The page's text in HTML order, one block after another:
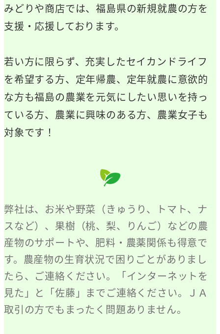
みどりや商店では、福島県の新規就農の方を
支援・応援しております。
若い方に限らず、充実したセイカンドライフ
を希望する方、定年帰農、定年就農に意欲的
な方も福島の農業を元気にしたい思いを持っ
ている方、農業に興味のある方、農業女子も
対象です！
弊社は、お米や野菜（きゅうり、トマト、ナ
スなど）、果樹（桃、梨、りんご）などの農
産物のサポートや、肥料・農薬関係も得意で
す。農産物の生育状況で困りごとがありまし
たら、ご連絡ください。「インターネットを
見た」と「佐藤」までご連絡ください。ＪＡ
取引の方でもまったく問題ありません。